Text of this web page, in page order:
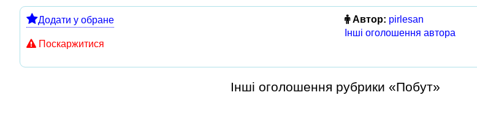
Додати у обране
Поскаржитися
Автор: pirlesan
Інші оголошення автора
Інші оголошення рубрики «Побут»